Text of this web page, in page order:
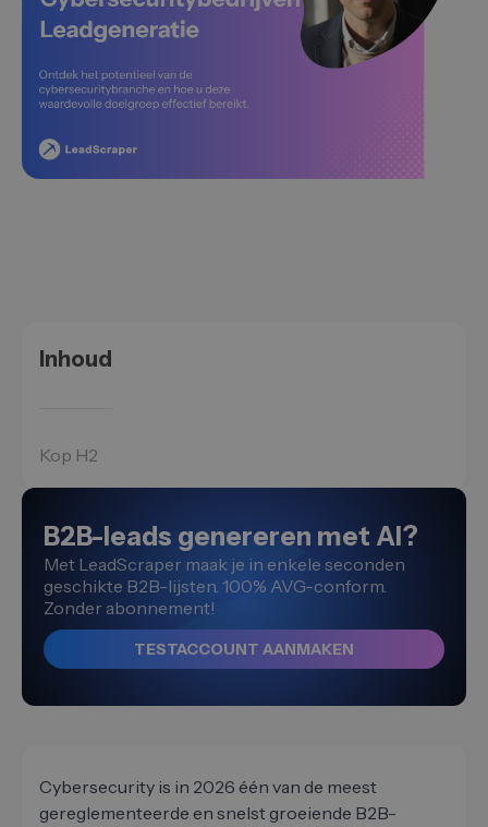
Inhoud
Kop H2
B2B-leads genereren met AI?
Met LeadScraper maak je in enkele seconden
geschikte B2B-lijsten. 100% AVG-conform.
Zonder abonnement!
TESTACCOUNT AANMAKEN
Cybersecurity is in 2026 één van de meest
gereglementeerde en snelst groeiende B2B-